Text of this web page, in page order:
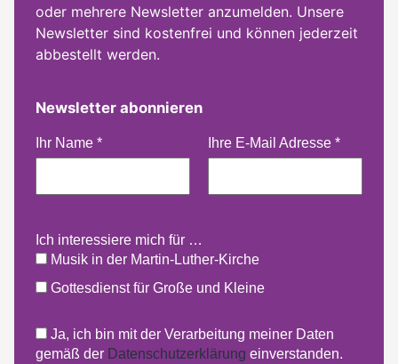
oder mehrere Newsletter anzumelden. Unsere
Newsletter sind kostenfrei und können jederzeit
abbestellt werden.
Newsletter abonnieren
Ihr Name * Ihre E-Mail Adresse *
Ich interessiere mich für …
Musik in der Martin-Luther-Kirche
Gottesdienst für Große und Kleine
Ja, ich bin mit der Verarbeitung meiner Daten
gemäß der Datenschutzerklärung einverstanden.